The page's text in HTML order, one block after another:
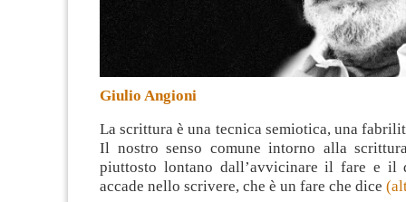
Giulio Angioni
La scrittura è una tecnica semiotica, una
Il nostro senso comune intorno alla
piuttosto lontano dall’avvicinare il fare e il
accade nello scrivere, che è un fare che dice